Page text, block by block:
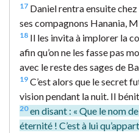
17 Daniel rentra ensuite
ses compagnons Hanania,
18 Il les invita à implorer la
afin qu’on ne les fasse pas
avec le reste des sages de
19 C’est alors que le secret
vision pendant la nuit. Il
20en disant : « Que le nom
éternité ! C’est à lui